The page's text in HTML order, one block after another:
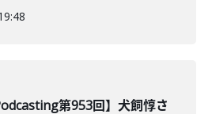
第953回】犬飼惇さ